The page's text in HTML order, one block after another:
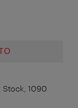
Stock, 1090